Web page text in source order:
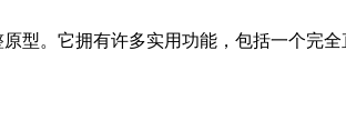
型。它拥有许多实用功能，包括一个完